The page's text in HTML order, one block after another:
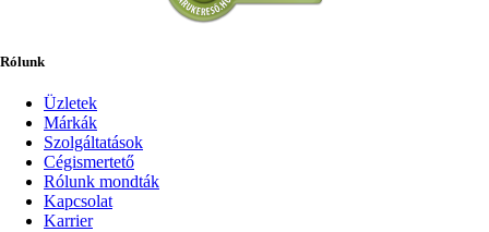
Rólunk
Üzletek
Márkák
Szolgáltatások
Cégismertető
Rólunk mondták
Kapcsolat
Karrier